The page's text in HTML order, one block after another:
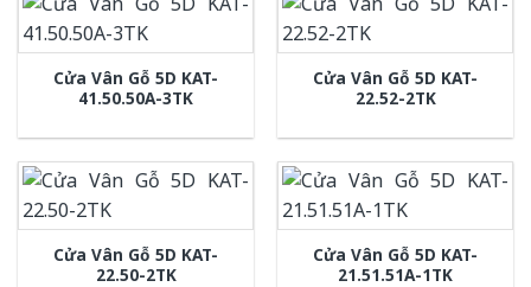
Cửa Vân Gỗ 5D KAT-
41.50.50A-3TK
Cửa Vân Gỗ 5D KAT-
22.52-2TK
Cửa Vân Gỗ 5D KAT-
22.50-2TK
Cửa Vân Gỗ 5D KAT-
21.51.51A-1TK